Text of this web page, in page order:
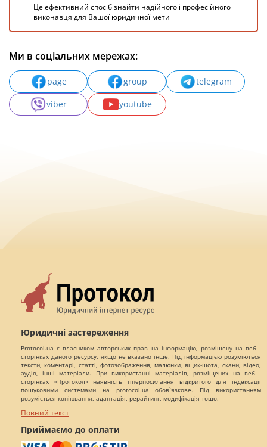
Це ефективний спосіб знайти надійного і професійного
виконавця для Вашої юридичної мети
Ми в соціальних мережах:
page group
telegram
viber
youtube
Юридичні застереження
Protocol.ua є власником авторських прав на інформацію, розміщену на веб -
сторінках даного ресурсу, якщо не вказано інше. Під інформацією розуміються
тексти, коментарі, статті, фотозображення, малюнки, ящик-шота, скани, відео,
аудіо, інші матеріали. При використанні матеріалів, розміщених на веб -
сторінках «Протокол» наявність гіперпосилання відкритого для індексації
пошуковими системами на protocol.ua обов`язкове. Під використанням
розуміється копіювання, адаптація, рерайтинг, модифікація тощо.
Повний текст
Приймаємо до оплати